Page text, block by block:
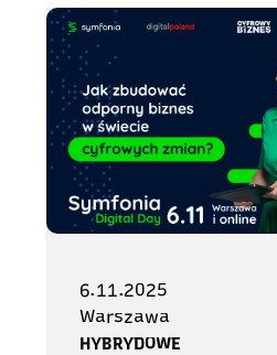
6.11.2025
Warszawa
HYBRYDOWE